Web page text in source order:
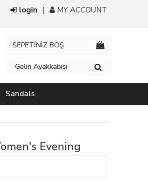
login MY ACCOUNT
SEPETİNİZ BOŞ
Sandals
Evening